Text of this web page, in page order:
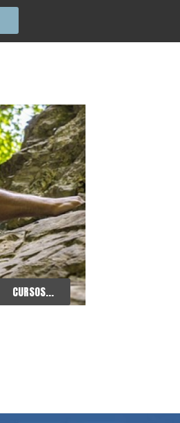
CURSOS...